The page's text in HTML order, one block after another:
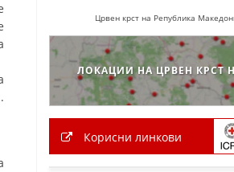
Црвен крст на Република
ЛОКАЦИИ НА ЦРВЕН КРСТ
Корисни линкови